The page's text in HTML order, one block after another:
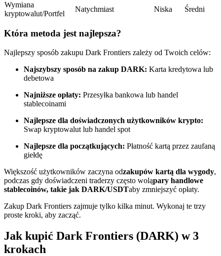
Dołącz do najlepszych traderów
Zostań traderem kopiującym
Ciesz się podziałem zysków i prowizjami z kopiowania
transakcji
Informacja
Analiza Big Data, w tym informacje handlowe itp.
Wymiana
kryptowalut/Portfel
Natychmiast Niska Średni
Która metoda jest najlepsza?
Najlepszy sposób zakupu Dark Frontiers zależy od Twoich celów:
Najszybszy sposób na zakup DARK: Karta kredytowa lub
debetowa
Najniższe opłaty: Przesyłka bankowa lub handel
stablecoinami
Najlepsze dla doświadczonych użytkowników krypto:
Swap kryptowalut lub handel spot
Najlepsze dla początkujących: Płatność kartą przez zaufaną
giełdę
Większość użytkowników zaczyna odzakupów kartą dla wygody,
podczas gdy doświadczeni traderzy często woląpary handlowe
stablecoinów, takie jak DARK/USDTaby zmniejszyć opłaty.
Zakup Dark Frontiers zajmuje tylko kilka minut. Wykonaj te trzy
proste kroki, aby zacząć.
Jak kupić Dark Frontiers (DARK) w 3
krokach